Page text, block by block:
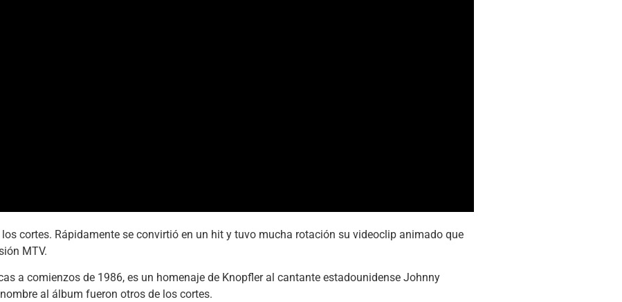
cortes. Rápidamente se convirtió en un hit y tuvo mucha rotación su videoclip animado que
MTV.
a comienzos de 1986, es un homenaje de Knopfler al cantante estadounidense Johnny
al álbum fueron otros de los cortes.